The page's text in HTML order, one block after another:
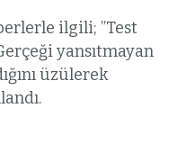
ilgili; ”Test
yansıtmayan
üzülerek